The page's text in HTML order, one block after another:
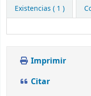
Existencias ( 1 )
Imprimir
Citar